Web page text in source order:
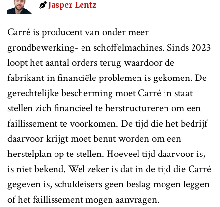
Jasper Lentz
Carré is producent van onder meer
grondbewerking- en schoffelmachines. Sinds 2023
loopt het aantal orders terug waardoor de
fabrikant in financiële problemen is gekomen. De
gerechtelijke bescherming moet Carré in staat
stellen zich financieel te herstructureren om een
faillissement te voorkomen. De tijd die het bedrijf
daarvoor krijgt moet benut worden om een
herstelplan op te stellen. Hoeveel tijd daarvoor is,
is niet bekend. Wel zeker is dat in de tijd die Carré
gegeven is, schuldeisers geen beslag mogen leggen
of het faillissement mogen aanvragen.